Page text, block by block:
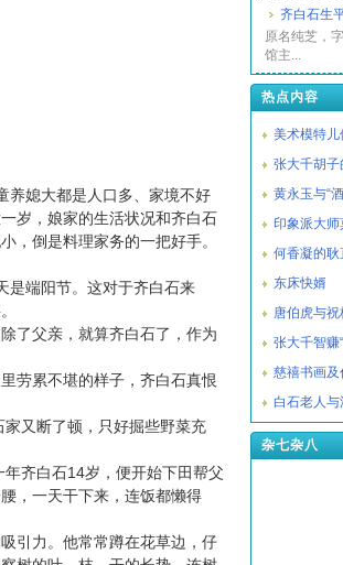
媳大都是人口多、家境不好
岁，娘家的生活状况和齐白石
，倒是料理家务的一把好手。
端阳节。这对于齐白石来
了父亲，就算齐白石了，作为
劳累不堪的样子，齐白石真恨
又断了顿，只好掘些野菜充
齐白石14岁，便开始下田帮父
，一天干下来，连饭都懒得
引力。他常常蹲在花草边，仔
齐白石生
原名纯芝，
馆主...
热点内容
美术模特儿
张大千胡子
黄永玉与“
印象派大师
何香凝的耿
东床快婿
唐伯虎与
张大千智赚
慈禧书画及
白石老人与
杂七杂八